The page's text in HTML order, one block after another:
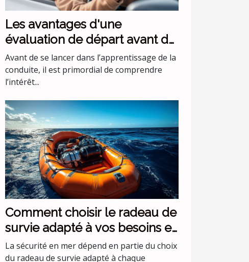
Les avantages d'une
évaluation de départ avant de
commencer les leçons de
conduite
Avant de se lancer dans l’apprentissage de la
conduite, il est primordial de comprendre
l’intérêt...
Comment choisir le radeau de
survie adapté à vos besoins en
mer ?
La sécurité en mer dépend en partie du choix
du radeau de survie adapté à chaque